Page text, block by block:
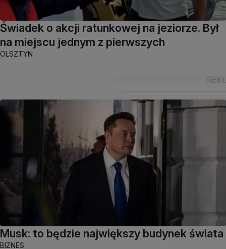
Świadek o akcji ratunkowej na jeziorze. Był
na miejscu jednym z pierwszych
OLSZTYN
Musk: to będzie największy budynek świata
BIZNES